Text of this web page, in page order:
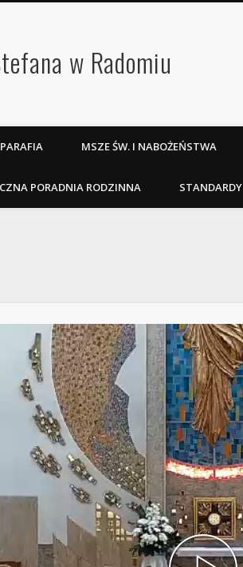
w Radomiu
PARAFIA MSZE ŚW. I NABOŻEŃSTWA
PORADNIA RODZINNA